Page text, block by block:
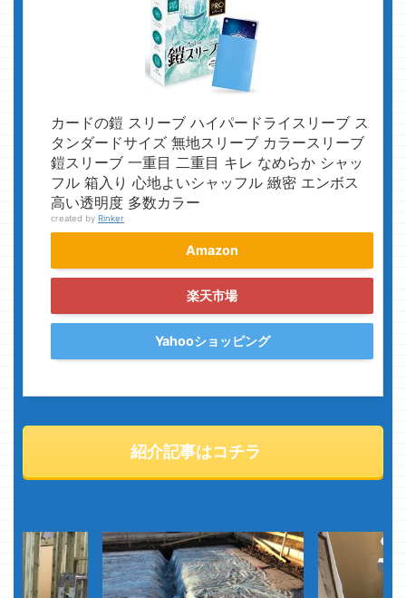
カードの鎧 スリーブ ハイパードライスリーブ ス
タンダードサイズ 無地スリーブ カラースリーブ
鎧スリーブ 一重目 二重目 キレ なめらか シャッ
フル 箱入り 心地よいシャッフル 緻密 エンボス
高い透明度 多数カラー
created by Rinker
Amazon
楽天市場
Yahooショッピング
紹介記事はコチラ